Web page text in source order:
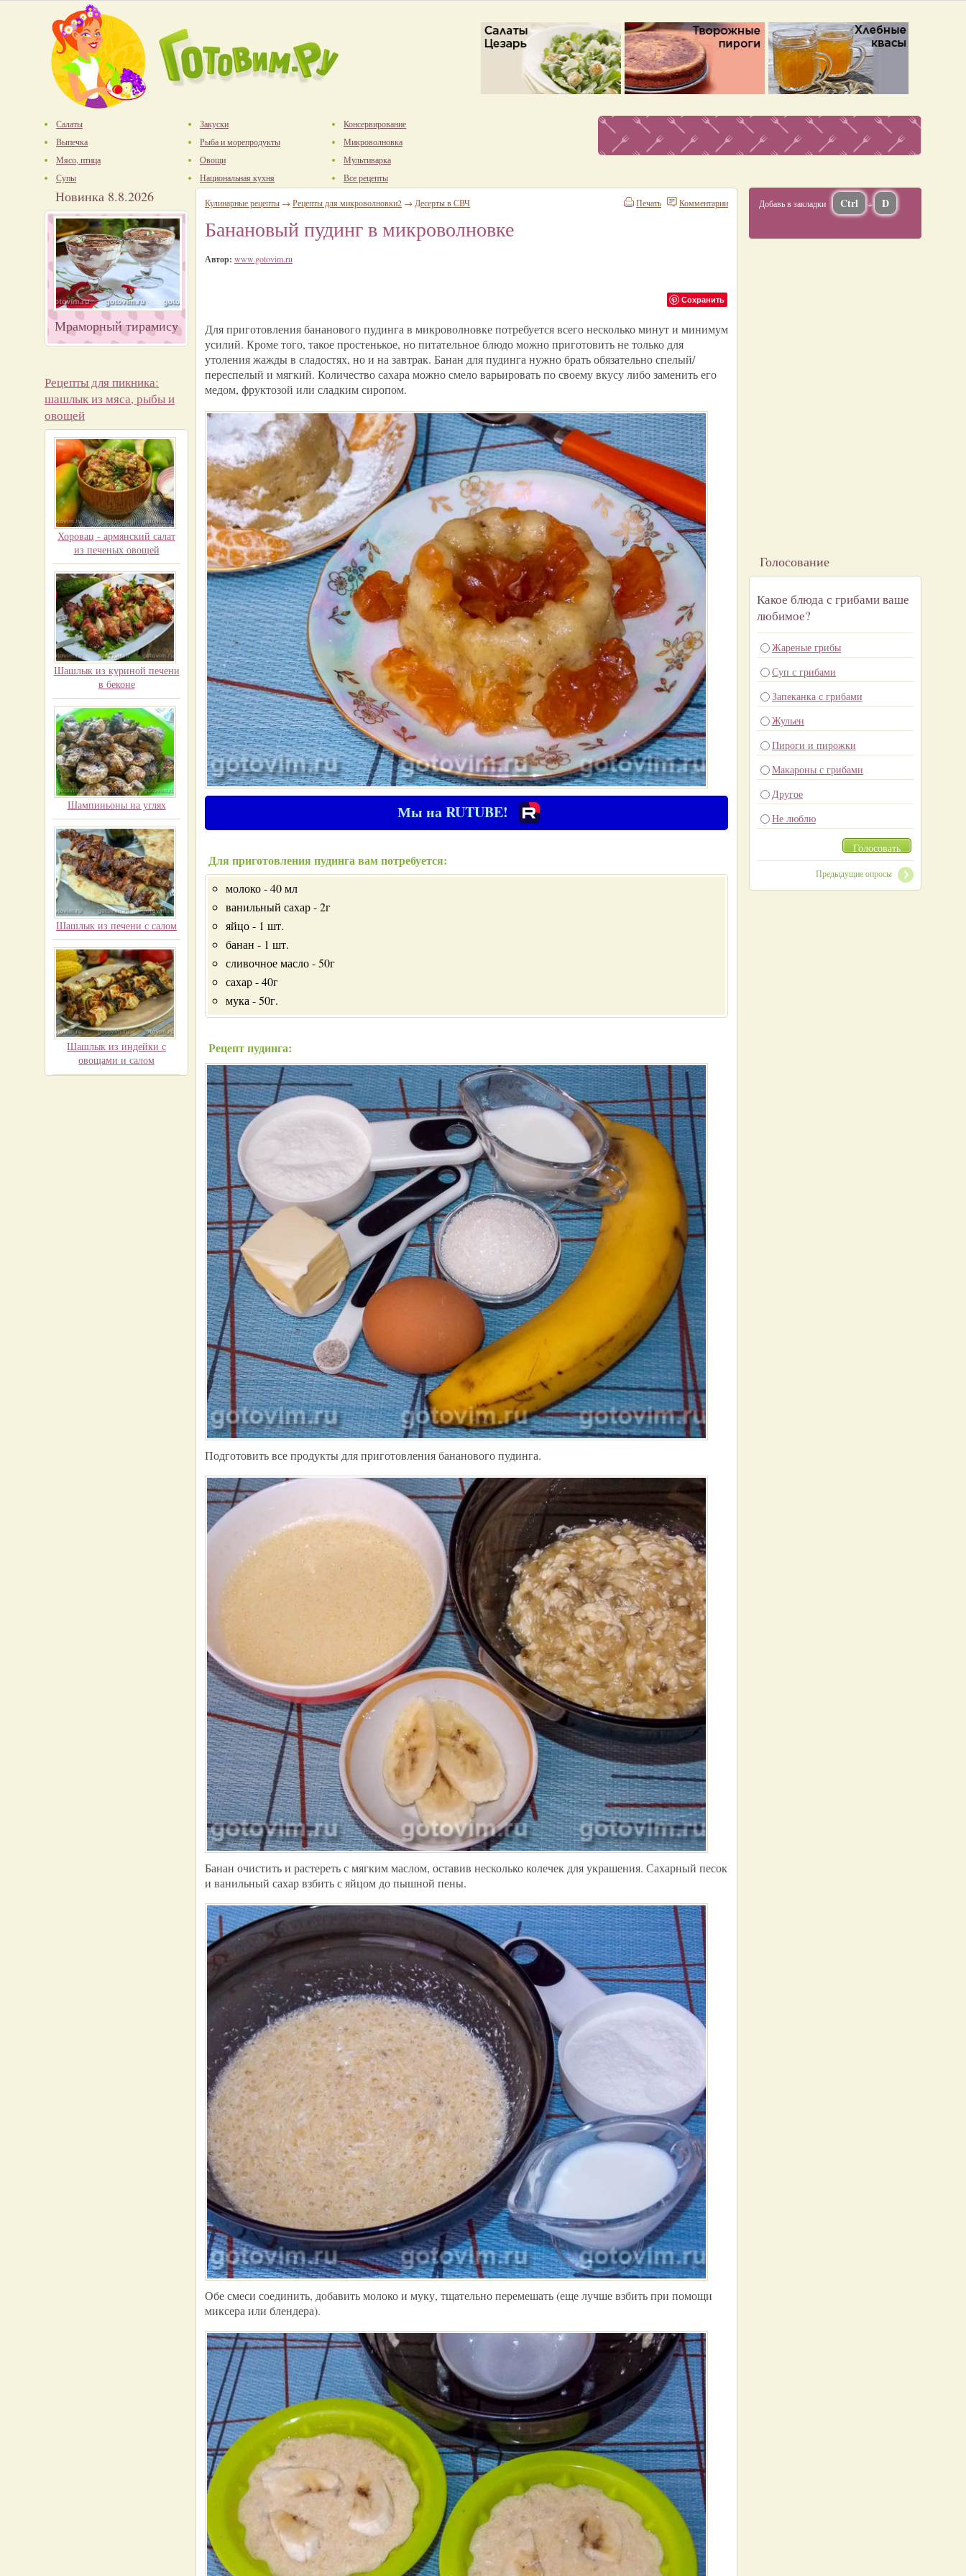
Салаты
Выпечка
Мясо, птица
Супы
Закуски
Рыба и морепродукты
Овощи
Национальная кухня
Консервирование
Микроволновка
Мультиварка
Все рецепты
Новинка 8.8.2026
Мраморный тирамису
Рецепты для пикника:
шашлык из мяса, рыбы и
овощей
Хоровац - армянский салат
из печеных овощей
Шашлык из куриной печени
в беконе
Шампиньоны на углях
Шашлык из печени с салом
Шашлык из индейки с
овощами и салом
Комментарии
Печать
Кулинарные рецепты → Рецепты для микроволновки2 → Десерты в СВЧ
Банановый пудинг в микроволновке
Автор: www.gotovim.ru
Сохранить
Для приготовления бананового пудинга в микроволновке потребуется всего несколько минут и минимум
усилий. Кроме того, такое простенькое, но питательное блюдо можно приготовить не только для
утоления жажды в сладостях, но и на завтрак. Банан для пудинга нужно брать обязательно спелый/
переспелый и мягкий. Количество сахара можно смело варьировать по своему вкусу либо заменить его
медом, фруктозой или сладким сиропом.
Мы на RUTUBE!
Для приготовления пудинга вам потребуется:
молоко - 40 мл
ванильный сахар - 2г
яйцо - 1 шт.
банан - 1 шт.
сливочное масло - 50г
сахар - 40г
мука - 50г.
Рецепт пудинга:
Подготовить все продукты для приготовления бананового пудинга.
Банан очистить и растереть с мягким маслом, оставив несколько колечек для украшения. Сахарный песок
и ванильный сахар взбить с яйцом до пышной пены.
Обе смеси соединить, добавить молоко и муку, тщательно перемешать (еще лучше взбить при помощи
миксера или блендера).
Добавь в закладки Ctrl + D
Голосование
Какое блюда с грибами ваше
любимое?
Жареные грибы
Суп с грибами
Запеканка с грибами
Жульен
Пироги и пирожки
Макароны с грибами
Другое
Не люблю
Голосовать
Предыдущие опросы